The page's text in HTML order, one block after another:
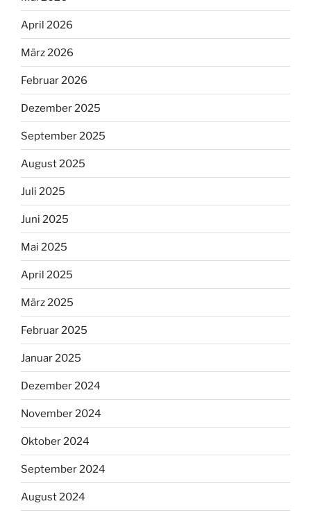
April 2026
März 2026
Februar 2026
Dezember 2025
September 2025
August 2025
Juli 2025
Juni 2025
Mai 2025
April 2025
März 2025
Februar 2025
Januar 2025
Dezember 2024
November 2024
Oktober 2024
September 2024
August 2024